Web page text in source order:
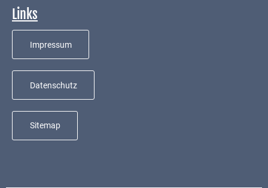
Links
Impressum
Datenschutz
Sitemap